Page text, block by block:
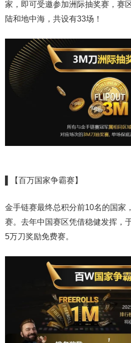
家，即可受邀参加洲际抽奖赛，赛
陆和地中海，共设有33场！
▌【百万国家争霸赛】
金手链赛最终总积分前10名的国家
赛。去年中国赛区凭借稳健发挥，
5万刀奖励免费赛。